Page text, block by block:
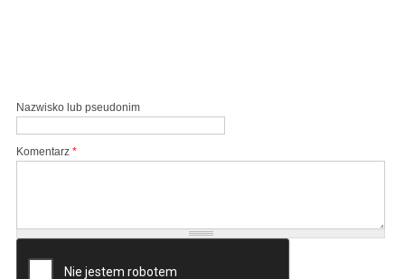
Nazwisko lub pseudonim
Komentarz *